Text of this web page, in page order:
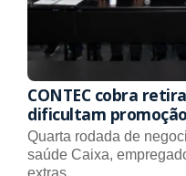
CONTEC cobra
dificultam
Quarta rodada de
saúde Caixa,